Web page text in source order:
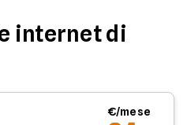
internet di
€/mese